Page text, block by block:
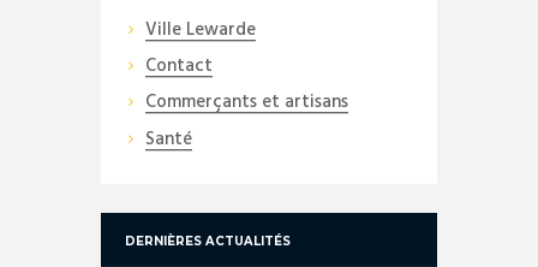
Ville Lewarde
Contact
Commerçants et artisans
Santé
DERNIÈRES ACTUALITÉS